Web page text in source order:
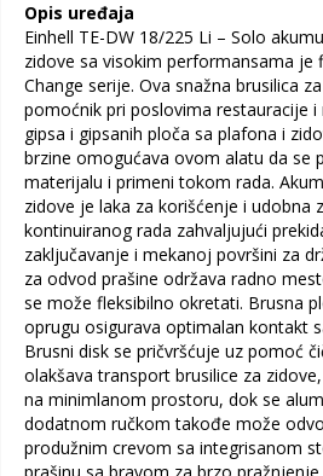
Opis uređaja
Einhell TE-DW 18/225 Li – Solo
zidove sa visokim performansama je
Change serije. Ova snažna brusilica
pomoćnik pri poslovima restauracije
gipsa i gipsanih ploča sa plafona i
brzine omogućava ovom alatu da se
materijalu i primeni tokom rada.
zidove je laka za korišćenje i udobna
kontinuiranog rada zahvaljujući
zaključavanje i mekanoj površini za
za odvod prašine održava radno
se može fleksibilno okretati. Brusna
oprugu osigurava optimalan kontakt
Brusni disk se pričvršćuje uz pomoć
olakšava transport brusilice za
na minimlanom prostoru, dok se
dodatnom ručkom takođe može
produžnim crevom sa integrisanom